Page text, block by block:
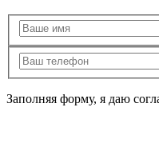
Заполняя форму, я даю